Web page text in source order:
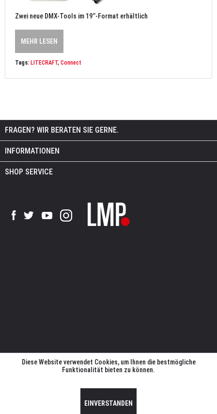
Zwei neue DMX-Tools im 19’’-Format erhältlich
MEHR LESEN
Tags: LITECRAFT, Connect
FRAGEN? WIR BERATEN SIE GERNE.
INFORMATIONEN
SHOP SERVICE
Diese Website verwendet Cookies, um Ihnen die bestmögliche
Funktionalität bieten zu können.
EINVERSTANDEN